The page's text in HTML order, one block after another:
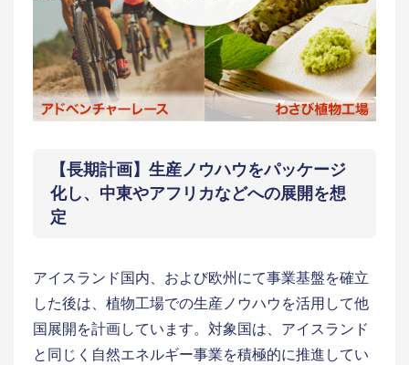
【長期計画】生産ノウハウをパッケージ
化し、中東やアフリカなどへの展開を想
定
アイスランド国内、および欧州にて事業基盤を確立
した後は、植物工場での生産ノウハウを活用して他
国展開を計画しています。対象国は、アイスランド
と同じく自然エネルギー事業を積極的に推進してい